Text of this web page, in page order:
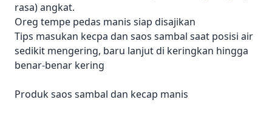
rasa) angkat.
Oreg tempe pedas manis siap disajikan
Tips masukan kecpa dan saos sambal saat posisi air
sedikit mengering, baru lanjut di keringkan hingga
benar-benar kering
Produk saos sambal dan kecap manis